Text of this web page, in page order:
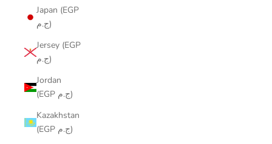
Japan (EGP
ج.م)
Jersey (EGP
ج.م)
Jordan
(EGP ج.م)
Kazakhstan
(EGP ج.م)